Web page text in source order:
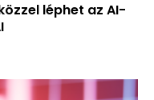
léphet az AI-